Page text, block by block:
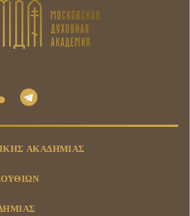
ΑΚΑΔΗΜΊΑΣ